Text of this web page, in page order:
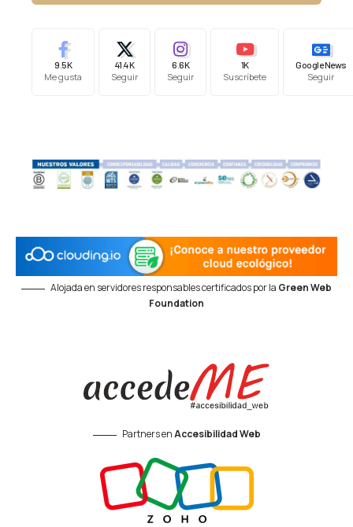
9.5K
Me gusta
41.4K
Seguir
6.6K
Seguir
1K
Suscríbete
Google News
Seguir
Alojada en servidores responsables certificados por la Green Web
Foundation
Partners enAccesibilidad Web